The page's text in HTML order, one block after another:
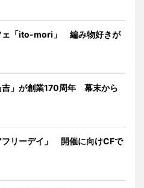
ェ「ito-mori」 編み物好きが
吉」が創業170周年 幕末から
フリーデイ」 開催に向けCFで